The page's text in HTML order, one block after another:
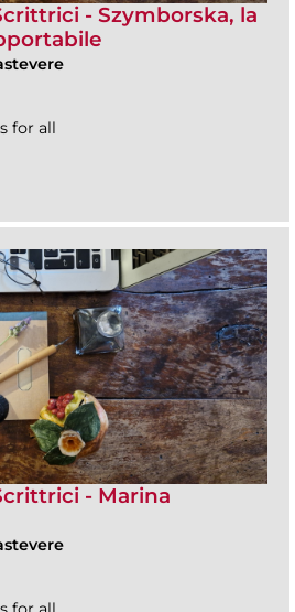
- Szymborska, la
for all
- Marina